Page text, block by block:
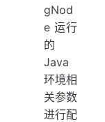
gNod
e 运行
的
Java
环境相
关参数
进行配